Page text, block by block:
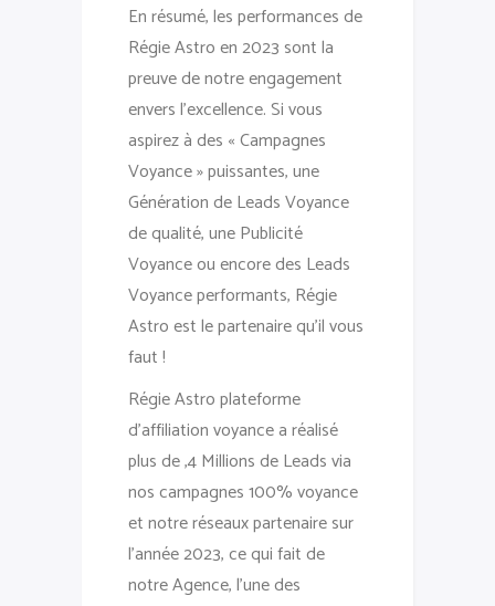
En résumé, les performances de
Régie Astro en 2023 sont la
preuve de notre engagement
envers l’excellence. Si vous
aspirez à des « Campagnes
Voyance » puissantes, une
Génération de Leads Voyance
de qualité, une Publicité
Voyance ou encore des Leads
Voyance performants, Régie
Astro est le partenaire qu’il vous
faut !
Régie Astro plateforme
d’affiliation voyance a réalisé
plus de ,4 Millions de Leads via
nos campagnes 100% voyance
et notre réseaux partenaire sur
l’année 2023, ce qui fait de
notre Agence, l’une des